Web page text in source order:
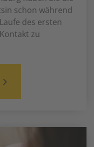
schon während
des ersten
zu